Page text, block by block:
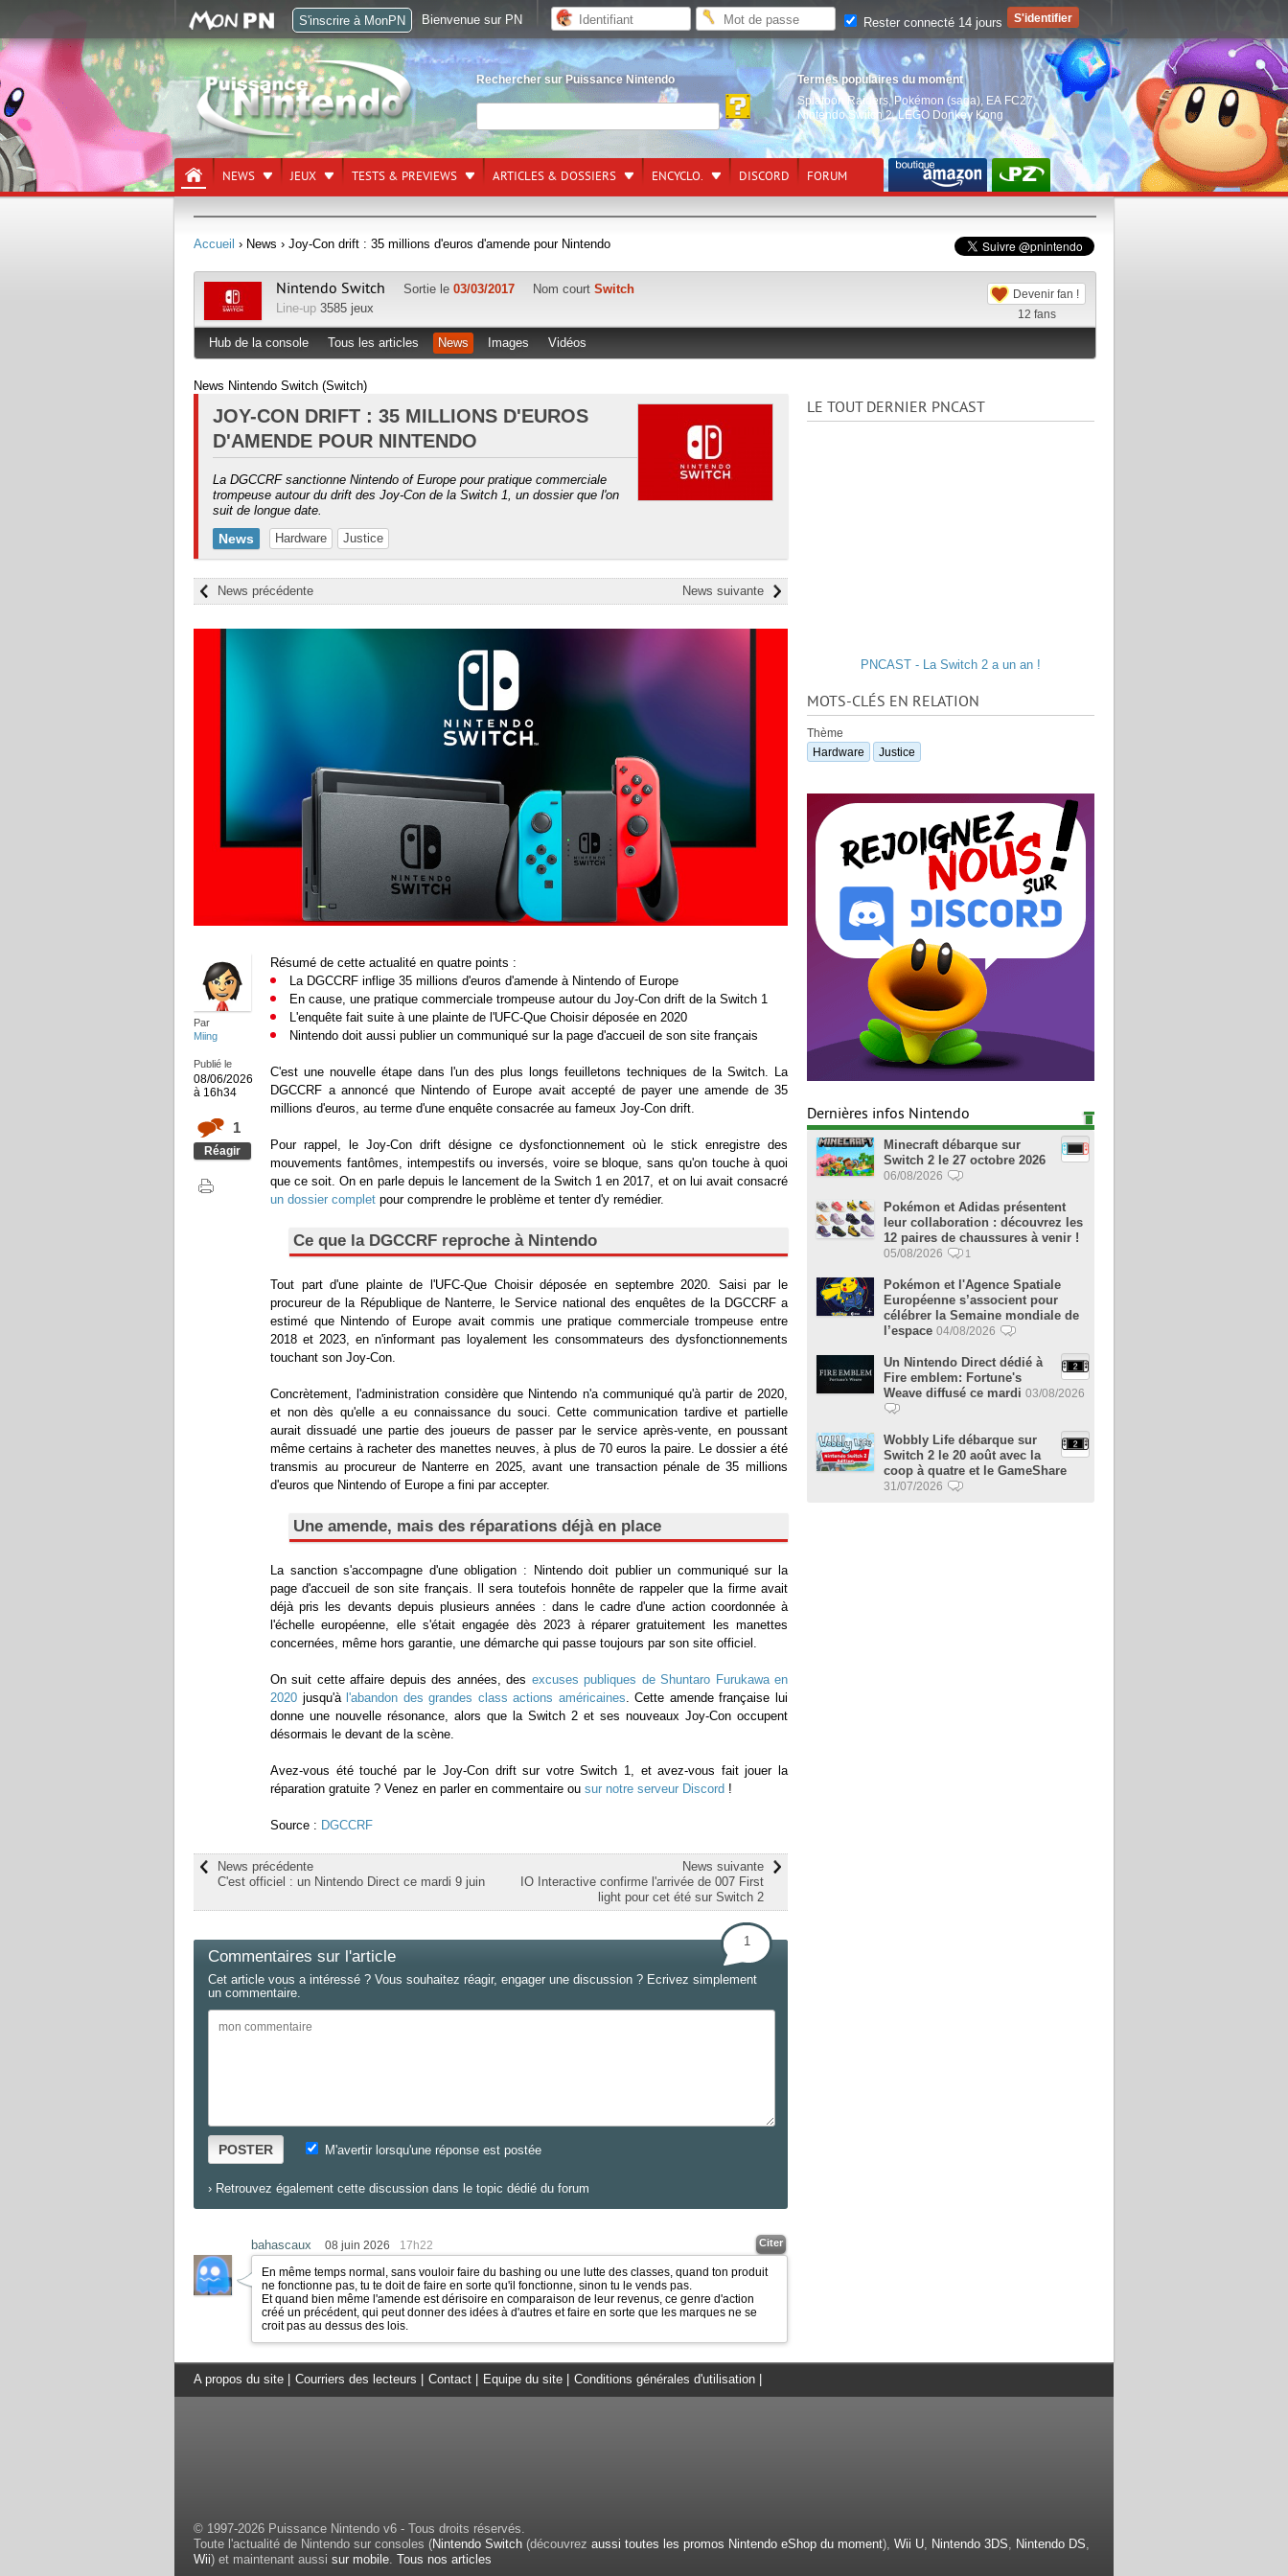
Rechercher sur Puissance Nintendo
Termes populaires du moment
Splatoon Raiders, Pokémon (saga) EA FC27,
Nintendo Switch 2,LEGO Donkey Kong
NEWS JEUX TESTS & PREVIEWS ARTICLES & DOSSIERS ENCYCLO. DISCORD FORUM
Accueil › News › Joy-Con drift : 35 millions d'euros d'amende pour Nintendo
Devenir fan !
12 fans
Nintendo Switch Sortie le 03/03/2017 Nom court Switch
Line-up 3585 jeux
Hub de la console Tous les articles News Images Vidéos
News Nintendo Switch (Switch)
JOY-CON DRIFT : 35 MILLIONS D'EUROS
D'AMENDE POUR NINTENDO
La DGCCRF sanctionne Nintendo of Europe pour pratique commerciale
trompeuse autour du drift des Joy-Con de la Switch 1, un dossier que l'on
suit de longue date.
News Hardware Justice
News suivante
News précédente
Par
Miing
Publié le
08/06/2026
à 16h34
1
Réagir
Résumé de cette actualité en quatre points :
La DGCCRF inflige 35 millions d'euros d'amende à Nintendo of Europe
En cause, une pratique commerciale trompeuse autour du Joy-Con drift de la Switch 1
L'enquête fait suite à une plainte de l'UFC-Que Choisir déposée en 2020
Nintendo doit aussi publier un communiqué sur la page d'accueil de son site français
C'est une nouvelle étape dans l'un des plus longs feuilletons techniques de la Switch. La
DGCCRF a annoncé que Nintendo of Europe avait accepté de payer une amende de 35
millions d'euros, au terme d'une enquête consacrée au fameux Joy-Con drift.
Pour rappel, le Joy-Con drift désigne ce dysfonctionnement où le stick enregistre des
mouvements fantômes, intempestifs ou inversés, voire se bloque, sans qu'on touche à quoi
que ce soit. On en parle depuis le lancement de la Switch 1 en 2017, et on lui avait consacré
un dossier complet pour comprendre le problème et tenter d'y remédier.
Ce que la DGCCRF reproche à Nintendo
Tout part d'une plainte de l'UFC-Que Choisir déposée en septembre 2020. Saisi par le
procureur de la République de Nanterre, le Service national des enquêtes de la DGCCRF a
estimé que Nintendo of Europe avait commis une pratique commerciale trompeuse entre
2018 et 2023, en n'informant pas loyalement les consommateurs des dysfonctionnements
touchant son Joy-Con.
Concrètement, l'administration considère que Nintendo n'a communiqué qu'à partir de 2020,
et non dès qu'elle a eu connaissance du souci. Cette communication tardive et partielle
aurait dissuadé une partie des joueurs de passer par le service après-vente, en poussant
même certains à racheter des manettes neuves, à plus de 70 euros la paire. Le dossier a été
transmis au procureur de Nanterre en 2025, avant une transaction pénale de 35 millions
d'euros que Nintendo of Europe a fini par accepter.
Une amende, mais des réparations déjà en place
La sanction s'accompagne d'une obligation : Nintendo doit publier un communiqué sur la
page d'accueil de son site français. Il sera toutefois honnête de rappeler que la firme avait
déjà pris les devants depuis plusieurs années : dans le cadre d'une action coordonnée à
l'échelle européenne, elle s'était engagée dès 2023 à réparer gratuitement les manettes
concernées, même hors garantie, une démarche qui passe toujours par son site officiel.
On suit cette affaire depuis des années, des excuses publiques de Shuntaro Furukawa en
2020 jusqu'à l'abandon des grandes class actions américaines. Cette amende française lui
donne une nouvelle résonance, alors que la Switch 2 et ses nouveaux Joy-Con occupent
désormais le devant de la scène.
Avez-vous été touché par le Joy-Con drift sur votre Switch 1, et avez-vous fait jouer la
réparation gratuite ? Venez en parler en commentaire ou sur notre serveur Discord !
Source : DGCCRF
News suivante
IO Interactive confirme l'arrivée de 007 First
light pour cet été sur Switch 2
News précédente
C'est officiel : un Nintendo Direct ce mardi 9 juin
Commentaires sur l'article
1
Cet article vous a intéressé ? Vous souhaitez réagir, engager une discussion ? Ecrivez simplement
un commentaire.
POSTER M'avertir lorsqu'une réponse est postée
› Retrouvez également cette discussion dans le topic dédié du forum
bahascaux 08 juin 2026 17h22 Citer
En même temps normal, sans vouloir faire du bashing ou une lutte des classes, quand ton produit
ne fonctionne pas, tu te doit de faire en sorte qu'il fonctionne, sinon tu le vends pas.
Et quand bien même l'amende est dérisoire en comparaison de leur revenus, ce genre d'action
créé un précédent, qui peut donner des idées à d'autres et faire en sorte que les marques ne se
croit pas au dessus des lois.
LE TOUT DERNIER PNCAST
PNCAST - La Switch 2 a un an !
MOTS-CLÉS EN RELATION
Thème
Hardware
Justice
Dernières infos Nintendo
Minecraft débarque sur
Switch 2 le 27 octobre 2026
06/08/2026
Pokémon et Adidas présentent
leur collaboration : découvrez les
12 paires de chaussures à venir !
05/08/2026 1
Pokémon et l'Agence Spatiale
Européenne s’associent pour
célébrer la Semaine mondiale de
l’espace 04/08/2026
Un Nintendo Direct dédié à
Fire emblem: Fortune's
Weave diffusé ce mardi 03/08/2026
Wobbly Life débarque sur
Switch 2 le 20 août avec la
coop à quatre et le GameShare
31/07/2026
A propos du site Courriers des lecteurs Contact Equipe du site Conditions générales d'utilisation
© 1997-2026 Puissance Nintendo v6 - Tous droits réservés.
Toute l'actualité de Nintendo sur consoles (Nintendo Switch (découvrez aussi toutes les promos Nintendo eShop du moment), Wii U, Nintendo 3DS, Nintendo DS,
Wii) et maintenant aussi sur mobile. Tous nos articles
S'inscrire à MonPN Bienvenue sur PN Rester connecté 14 jours